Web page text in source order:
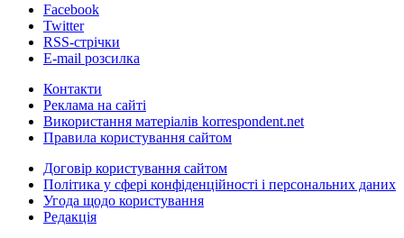
Facebook
Twitter
RSS-стрічки
E-mail розсилка
Контакти
Реклама на сайті
Використання матеріалів korrespondent.net
Правила користування сайтом
Договір користування сайтом
Політика у сфері конфіденційності і персональних даних
Угода щодо користування
Редакція